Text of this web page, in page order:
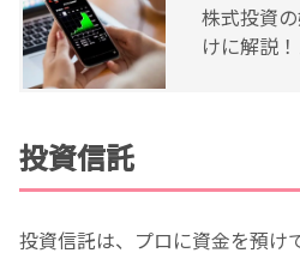
株式投資
けに解説
投資信託
投資信託は、プロに資金を預け